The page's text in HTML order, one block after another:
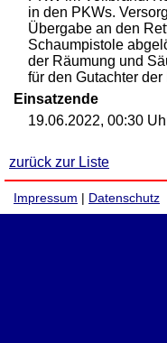
in den PKWs.
Übergabe an den
Schaumpistole
der Räumung und
für den Gutachter
Einsatzende
19.06.2022, 00:30
zurück zur Liste
Impressum | Datenschutz